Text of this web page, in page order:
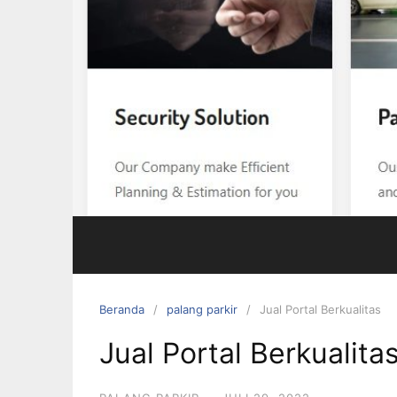
Beranda palang parkir Jual Portal Berkualitas
Jual Portal